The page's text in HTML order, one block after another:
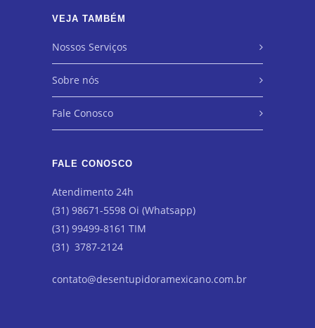
VEJA TAMBÉM
Nossos Serviços
Sobre nós
Fale Conosco
FALE CONOSCO
Atendimento 24h
(31) 98671-5598 Oi (Whatsapp)
(31) 99499-8161 TIM
(31) 3787-2124
contato@desentupidoramexicano.com.br